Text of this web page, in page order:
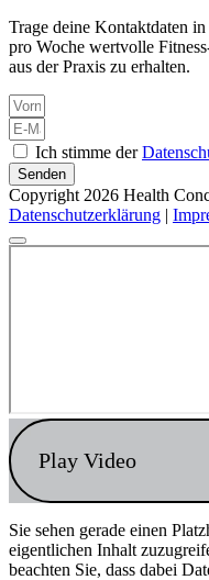
Trage deine Kontaktdaten
pro Woche wertvolle
aus der Praxis zu erhalten.
Ich stimme der
Senden
Copyright 2026 Health
Datenschutzerklärung |
Play Video
Sie sehen gerade einen
eigentlichen Inhalt
beachten Sie, dass dabei